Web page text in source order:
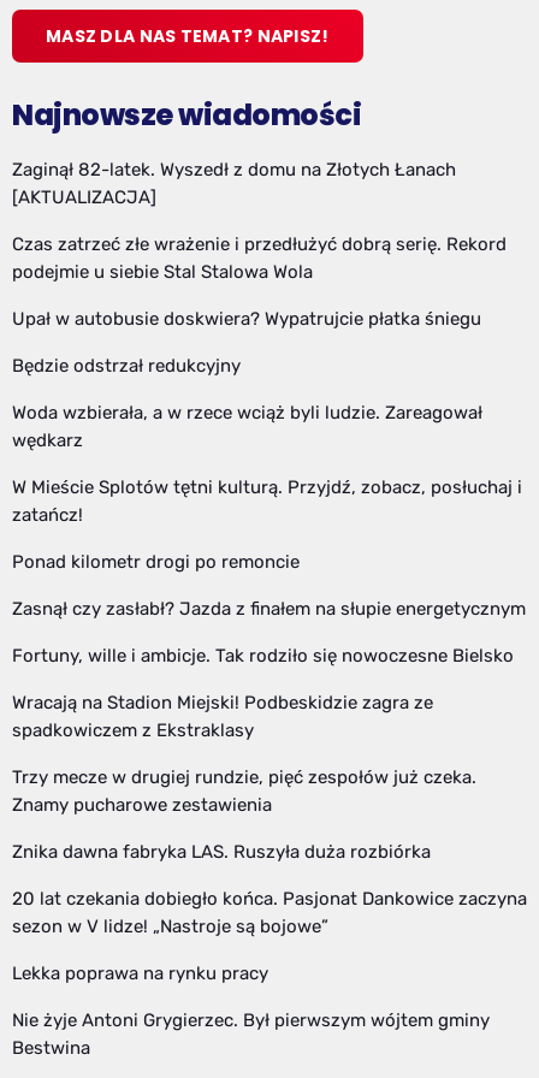
MASZ DLA NAS TEMAT? NAPISZ!
Najnowsze wiadomości
Zaginął 82-latek. Wyszedł z domu na Złotych Łanach
[AKTUALIZACJA]
Czas zatrzeć złe wrażenie i przedłużyć dobrą serię. Rekord
podejmie u siebie Stal Stalowa Wola
Upał w autobusie doskwiera? Wypatrujcie płatka śniegu
Będzie odstrzał redukcyjny
Woda wzbierała, a w rzece wciąż byli ludzie. Zareagował
wędkarz
W Mieście Splotów tętni kulturą. Przyjdź, zobacz, posłuchaj i
zatańcz!
Ponad kilometr drogi po remoncie
Zasnął czy zasłabł? Jazda z finałem na słupie energetycznym
Fortuny, wille i ambicje. Tak rodziło się nowoczesne Bielsko
Wracają na Stadion Miejski! Podbeskidzie zagra ze
spadkowiczem z Ekstraklasy
Trzy mecze w drugiej rundzie, pięć zespołów już czeka.
Znamy pucharowe zestawienia
Znika dawna fabryka LAS. Ruszyła duża rozbiórka
20 lat czekania dobiegło końca. Pasjonat Dankowice zaczyna
sezon w V lidze! „Nastroje są bojowe”
Lekka poprawa na rynku pracy
Nie żyje Antoni Grygierzec. Był pierwszym wójtem gminy
Bestwina